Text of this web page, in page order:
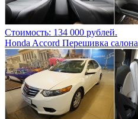
Стоимость: 134 000 рублей.
Honda Accord Перешивка салона